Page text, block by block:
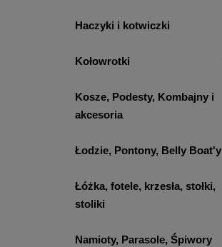
Haczyki i kotwiczki
Kołowrotki
Kosze, Podesty, Kombajny i
akcesoria
Łodzie, Pontony, Belly Boat'y
Łóżka, fotele, krzesła, stołki,
stoliki
Namioty, Parasole, Śpiwory